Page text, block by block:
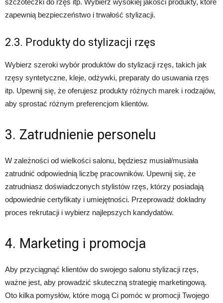
zapewnią bezpieczeństwo i trwałość stylizacji.
2.3. Produkty do stylizacji rzęs
Wybierz szeroki wybór produktów do stylizacji rzęs, takich jak
rzęsy syntetyczne, kleje, odżywki, preparaty do usuwania rzęs
itp. Upewnij się, że oferujesz produkty różnych marek i rodzajów,
aby sprostać różnym preferencjom klientów.
3. Zatrudnienie personelu
W zależności od wielkości salonu, będziesz musiał/musiała
zatrudnić odpowiednią liczbę pracowników. Upewnij się, że
zatrudniasz doświadczonych stylistów rzęs, którzy posiadają
odpowiednie certyfikaty i umiejętności. Przeprowadź dokładny
proces rekrutacji i wybierz najlepszych kandydatów.
4. Marketing i promocja
Aby przyciągnąć klientów do swojego salonu stylizacji rzęs,
ważne jest, aby prowadzić skuteczną strategię marketingową.
Oto kilka pomysłów, które mogą Ci pomóc w promocji Twojego